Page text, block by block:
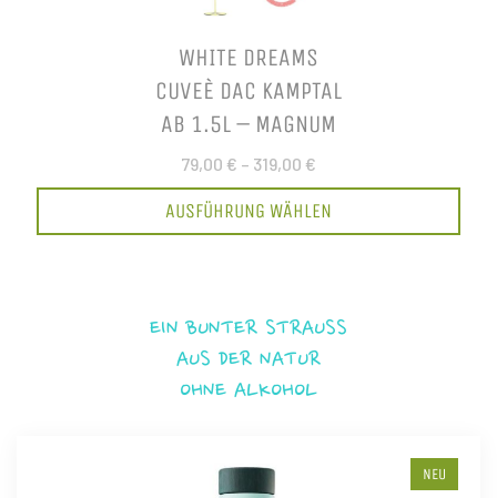
WHITE DREAMS
CUVEÈ DAC KAMPTAL
AB 1.5L – MAGNUM
79,00 € – 319,00 €
AUSFÜHRUNG WÄHLEN
EIN BUNTER STRAUSS
AUS DER NATUR
OHNE ALKOHOL
NEU